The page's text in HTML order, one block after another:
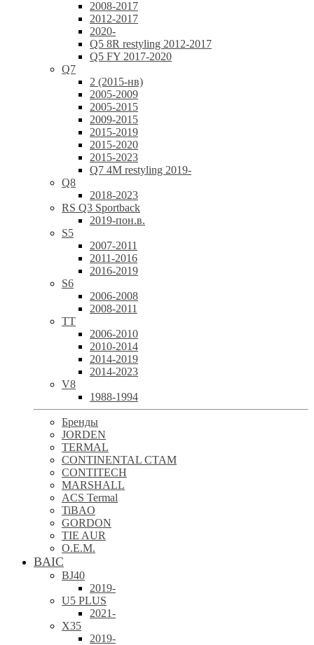
2008-2017
2012-2017
2020-
Q5 8R restyling 2012-2017
Q5 FY 2017-2020
Q7
2 (2015-нв)
2005-2009
2005-2015
2009-2015
2015-2019
2015-2020
2015-2023
Q7 4M restyling 2019-
Q8
2018-2023
RS Q3 Sportback
2019-пон.в.
S5
2007-2011
2011-2016
2016-2019
S6
2006-2008
2008-2011
TT
2006-2010
2010-2014
2014-2019
2014-2023
V8
1988-1994
Бренды
JORDEN
TERMAL
CONTINENTAL CTAM
CONTITECH
MARSHALL
ACS Termal
TiBAO
GORDON
TIE AUR
O.E.M.
BAIC
BJ40
2019-
U5 PLUS
2021-
X35
2019-